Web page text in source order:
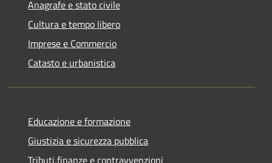
Anagrafe e stato civile
Cultura e tempo libero
Imprese e Commercio
Catasto e urbanistica
Educazione e formazione
Giustizia e sicurezza pubblica